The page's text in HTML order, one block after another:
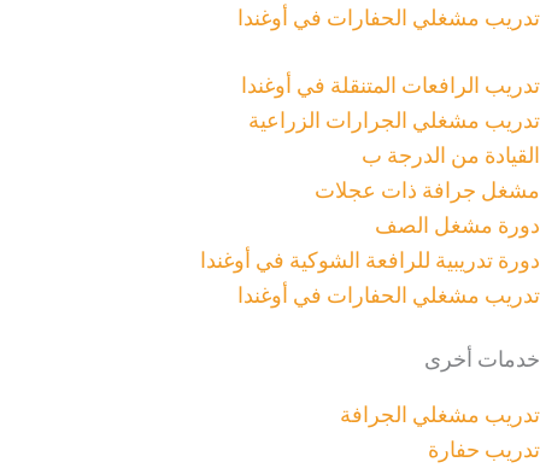
تدريب مشغلي الحفارات في أوغندا
تدريب الرافعات المتنقلة في أوغندا
تدريب مشغلي الجرارات الزراعية
القيادة من الدرجة ب
مشغل جرافة ذات عجلات
دورة مشغل الصف
دورة تدريبية للرافعة الشوكية في أوغندا
تدريب مشغلي الحفارات في أوغندا
خدمات أخرى
تدريب مشغلي الجرافة
تدريب حفارة